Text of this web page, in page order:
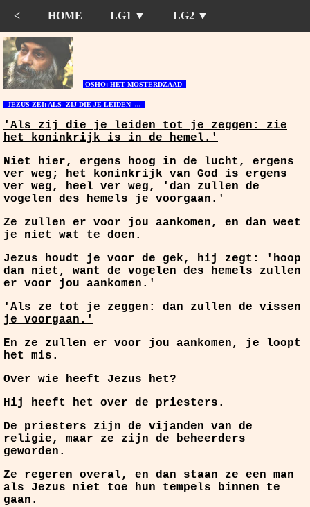
< HOME LG1 ▼ LG2 ▼
OSHO: HET MOSTERDZAAD
JEZUS ZEI: ALS ZIJ DIE JE LEIDEN ...
'Als zij die je leiden tot je zeggen: zie
het koninkrijk is in de hemel.'
Niet hier, ergens hoog in de lucht, ergens
ver weg; het koninkrijk van God is ergens
ver weg, heel ver weg, 'dan zullen de
vogelen des hemels je voorgaan.'
Ze zullen er voor jou aankomen, en dan weet
je niet wat te doen.
Jezus houdt je voor de gek, hij zegt: 'hoop
dan niet, want de vogelen des hemels zullen
er voor jou aankomen.'
'Als ze tot je zeggen: dan zullen de vissen
je voorgaan.'
En ze zullen er voor jou aankomen, je loopt
het mis.
Over wie heeft Jezus het?
Hij heeft het over de priesters.
De priesters zijn de vijanden van de
religie, maar ze zijn de beheerders
geworden.
Ze regeren overal, en dan staan ze een man
als Jezus niet toe hun tempels binnen te
gaan.